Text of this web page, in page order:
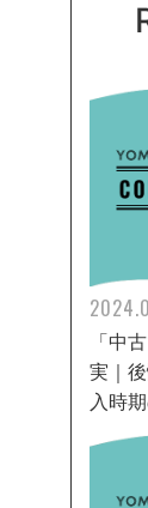
「中
実｜
入時